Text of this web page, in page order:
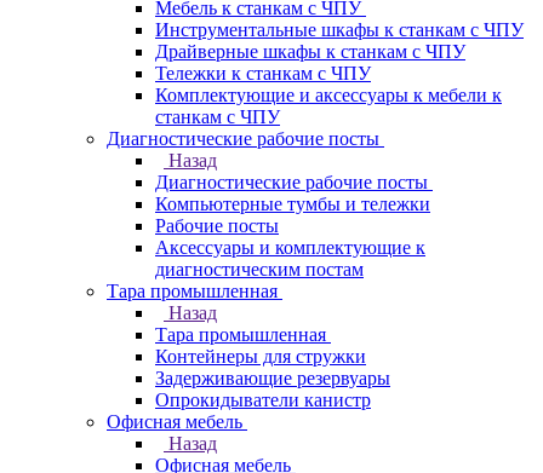
Мебель к станкам с ЧПУ
Инструментальные шкафы к станкам с ЧПУ
Драйверные шкафы к станкам с ЧПУ
Тележки к станкам с ЧПУ
Комплектующие и аксессуары к мебели к
станкам с ЧПУ
Диагностические рабочие посты
Назад
Диагностические рабочие посты
Компьютерные тумбы и тележки
Рабочие посты
Аксессуары и комплектующие к
диагностическим постам
Тара промышленная
Назад
Тара промышленная
Контейнеры для стружки
Задерживающие резервуары
Опрокидыватели канистр
Офисная мебель
Назад
Офисная мебель